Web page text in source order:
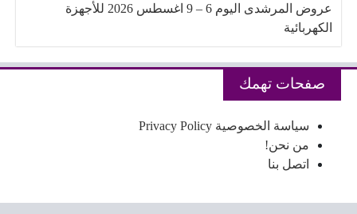
عروض المرشدى اليوم 6 – 9 اغسطس 2026 للأجهزة
الكهربائية
صفحات تهمك
سياسة الخصوصية Privacy Policy
من نحن!
اتصل بنا